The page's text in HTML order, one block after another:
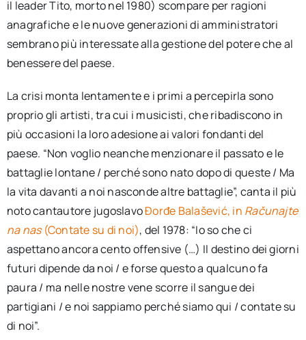
il leader Tito, morto nel 1980) scompare per ragioni
anagrafiche e le nuove generazioni di amministratori
sembrano più interessate alla gestione del potere che al
benessere del paese.
La crisi monta lentamente e i primi a percepirla sono
proprio gli artisti, tra cui i musicisti, che ribadiscono in
più occasioni la loro adesione ai valori fondanti del
paese. “Non voglio neanche menzionare il passato e le
battaglie lontane / perché sono nato dopo di queste / Ma
la vita davanti a noi nasconde altre battaglie”, canta il più
noto cantautore jugoslavoĐorđe Balašević, in Računajte
na nas(Contate su di noi), del 1978: “Io so che ci
aspettano ancora cento offensive (…) Il destino dei giorni
futuri dipende da noi / e forse questo a qualcuno fa
paura / ma nelle nostre vene scorre il sangue dei
partigiani / e noi sappiamo perché siamo qui / contate su
di noi”.